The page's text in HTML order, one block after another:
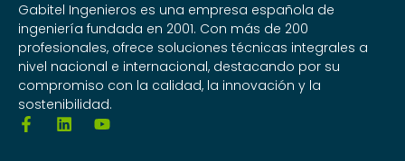
Gabitel Ingenieros es una empresa española de
ingeniería fundada en 2001. Con más de 200
profesionales, ofrece soluciones técnicas integrales a
nivel nacional e internacional, destacando por su
compromiso con la calidad, la innovación y la
sostenibilidad.